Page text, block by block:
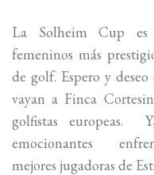
La Solheim Cup
femeninos más
de golf. Espero y
vayan a Finca
golfistas europeas.
emocionantes
mejores jugadoras de